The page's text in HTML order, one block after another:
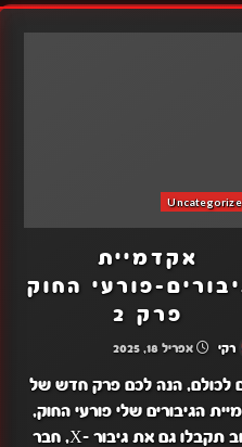
אקדמיית
פורעי החוק
פרק 2
רקי אפריל 18, 2025
לכולם, הנה לכם פרק חדש של
הגיבורים שלי פורעי החוק,
בקרוב תקבלו גם את גיבור -X, חבר